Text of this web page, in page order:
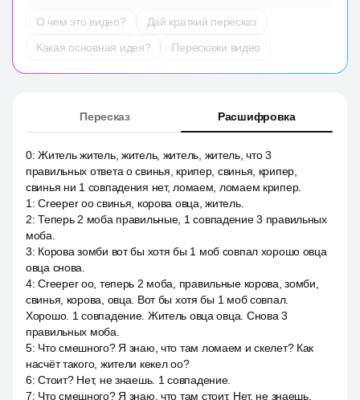
О чем это видео?
Дай краткий пересказ
Какая основная идея?
Перескажи видео
Пересказ Расшифровка
0:Житель житель, житель, житель, житель, что 3
правильных ответа о свинья, крипер, свинья, крипер,
свинья ни 1 совпадения нет, ломаем, ломаем крипер.
1 :Creeper оо свинья, корова овца, житель.
2:Теперь 2 моба правильные, 1 совпадение 3 правильных
моба.
3: Корова зомби вот бы хотя бы 1 моб совпал хорошо овца
овца снова.
4:Creeper оо, теперь 2 моба, правильные корова, зомби,
свинья, корова, овца. Вот бы хотя бы 1 моб совпал.
Хорошо. 1 совпадение. Житель овца овца. Снова 3
правильных моба.
5: Что смешного? Я знаю, что там ломаем и скелет? Как
насчёт такого, жители кекел оо?
6:Стоит? Нет, не знаешь. 1 совпадение.
7: Что смешного? Я знаю, что там стоит. Нет, не знаешь,